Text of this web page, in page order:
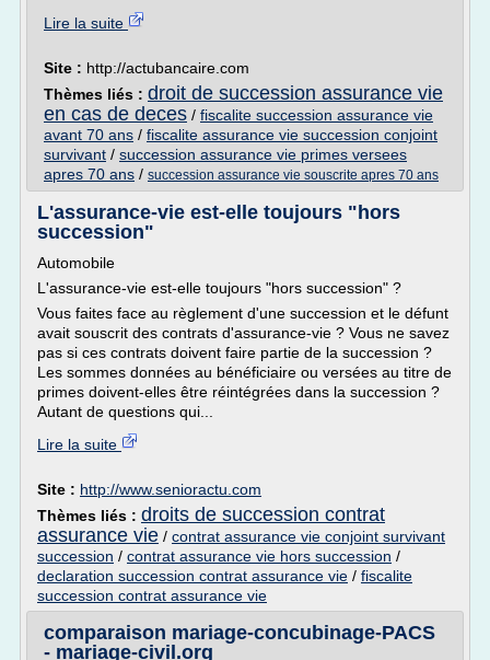
Lire la suite
Site : http://actubancaire.com
Thèmes liés : droit de succession assurance vie
en cas de deces / fiscalite succession assurance vie
avant 70 ans / fiscalite assurance vie succession conjoint
survivant / succession assurance vie primes versees
apres 70 ans / succession assurance vie souscrite apres 70 ans
L'assurance-vie est-elle toujours "hors
succession"
Automobile
L'assurance-vie est-elle toujours "hors succession" ?
Vous faites face au règlement d'une succession et le défunt
avait souscrit des contrats d'assurance-vie ? Vous ne savez
pas si ces contrats doivent faire partie de la succession ?
Les sommes données au bénéficiaire ou versées au titre de
primes doivent-elles être réintégrées dans la succession ?
Autant de questions qui...
Lire la suite
Site : http://www.senioractu.com
Thèmes liés : droits de succession contrat
assurance vie / contrat assurance vie conjoint survivant
succession / contrat assurance vie hors succession /
declaration succession contrat assurance vie / fiscalite
succession contrat assurance vie
comparaison mariage-concubinage-PACS
- mariage-civil.org